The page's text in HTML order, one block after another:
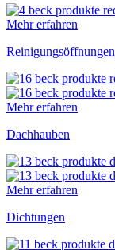
Mehr erfahren
Reinigungsöffnungen
Mehr erfahren
Dachhauben
Mehr erfahren
Dichtungen